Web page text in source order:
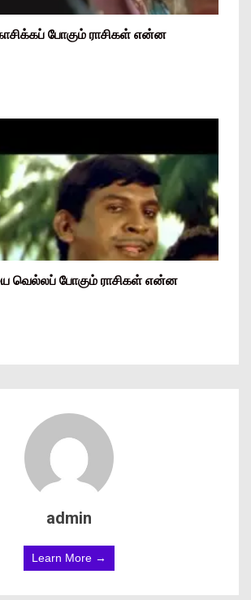
போகும் ராசிகள் என்ன
வெல்லப் போகும் ராசிகள் என்ன
admin
Learn More →